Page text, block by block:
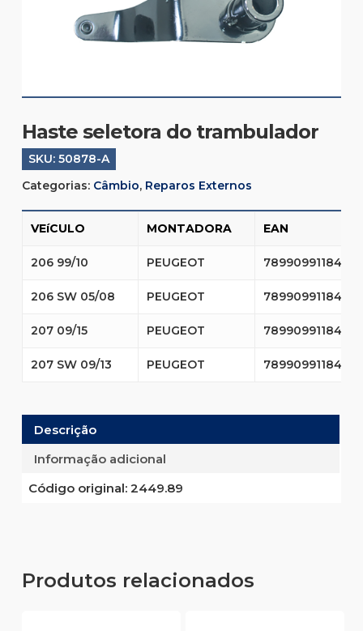
Haste seletora do trambulador
SKU: 50878-A
Categorias: Câmbio, Reparos Externos
VEíCULO MONTADORA EAN
206 99/10 PEUGEOT 7899099118498
206 SW 05/08 PEUGEOT 7899099118498
207 09/15 PEUGEOT 7899099118498
207 SW 09/13 PEUGEOT 7899099118498
Descrição
Informação adicional
Código original:2449.89
Produtos relacionados